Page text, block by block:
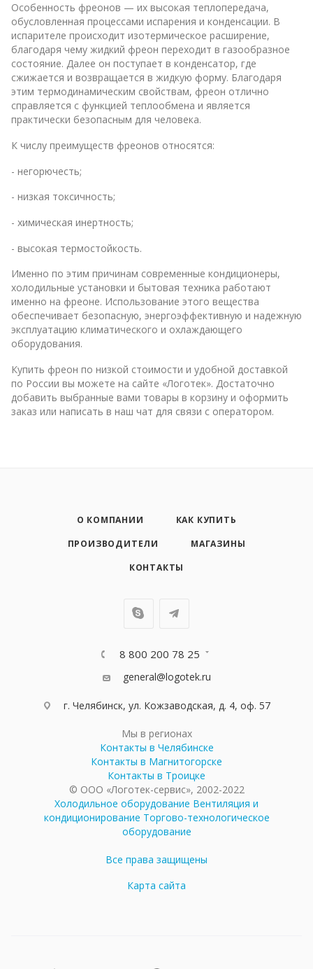
Особенность фреонов — их высокая теплопередача,
обусловленная процессами испарения и конденсации. В
испарителе происходит изотермическое расширение,
благодаря чему жидкий фреон переходит в газообразное
состояние. Далее он поступает в конденсатор, где
сжижается и возвращается в жидкую форму. Благодаря
этим термодинамическим свойствам, фреон отлично
справляется с функцией теплообмена и является
практически безопасным для человека.
К числу преимуществ фреонов относятся:
- негорючесть;
- низкая токсичность;
- химическая инертность;
- высокая термостойкость.
Именно по этим причинам современные кондиционеры,
холодильные установки и бытовая техника работают
именно на фреоне. Использование этого вещества
обеспечивает безопасную, энергоэффективную и надежную
эксплуатацию климатического и охлаждающего
оборудования.
Купить фреон по низкой стоимости и удобной доставкой
по России вы можете на сайте «Логотек». Достаточно
добавить выбранные вами товары в корзину и оформить
заказ или написать в наш чат для связи с оператором.
О КОМПАНИИ
КАК КУПИТЬ
ПРОИЗВОДИТЕЛИ
МАГАЗИНЫ
КОНТАКТЫ
8 800 200 78 25
general@logotek.ru
г. Челябинск, ул. Кожзаводская, д. 4, оф. 57
Мы в регионах
Контакты в Челябинске
Контакты в Магнитогорске
Контакты в Троицке
© ООО «Логотек-сервис», 2002-2022
Холодильное оборудование Вентиляция и
кондиционирование Торгово-технологическое
оборудование
Все права защищены
Карта сайта